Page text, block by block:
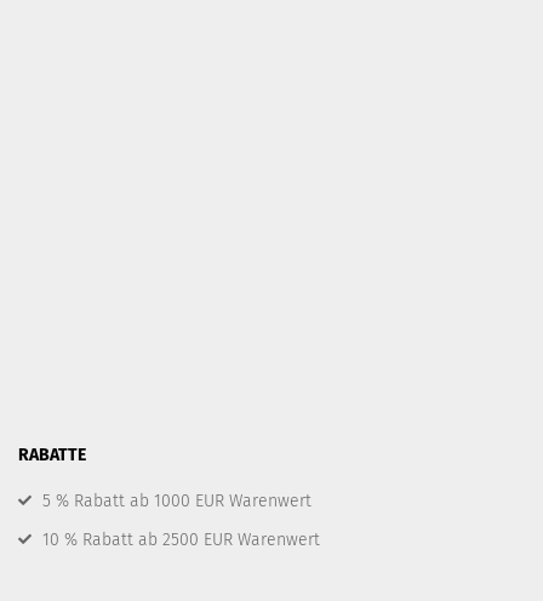
RABATTE
5 % Rabatt ab 1000 EUR Warenwert
10 % Rabatt ab 2500 EUR Warenwert